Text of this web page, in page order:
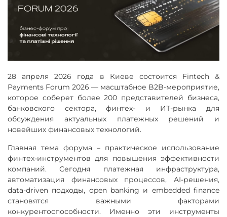
28 апреля 2026 года в Киеве состоится Fintech &
Payments Forum 2026 — масштабное B2B-мероприятие,
которое соберет более 200 представителей бизнеса,
банковского сектора, финтех- и ИТ-рынка для
обсуждения актуальных платежных решений и
новейших финансовых технологий.
Главная тема форума – практическое использование
финтех-инструментов для повышения эффективности
компаний. Сегодня платежная инфраструктура,
автоматизация финансовых процессов, AI-решения,
data-driven подходы, open banking и embedded finance
становятся важными факторами
конкурентоспособности. Именно эти инструменты